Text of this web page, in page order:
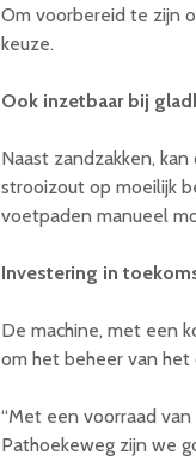
Om voorbereid te zijn
keuze.
Ook inzetbaar bij
Naast zandzakken,
strooizout op moeilijk
voetpaden manueel
Investering in
De machine, met een
om het beheer van
“Met een voorraad
Pathoekeweg zijn we